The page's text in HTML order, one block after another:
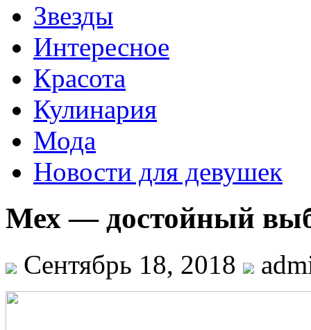
Звезды
Интересное
Красота
Кулинария
Мода
Новости для девушек
Мех — достойный
Сентябрь 18, 2018